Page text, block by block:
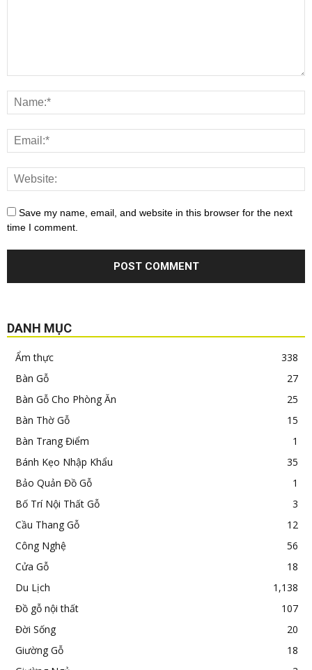
Save my name, email, and website in this browser for the next
time I comment.
DANH MỤC
Ẩm thực
338
Bàn Gỗ
27
Bàn Gỗ Cho Phòng Ăn
25
Bàn Thờ Gỗ
15
Bàn Trang Điểm
1
Bánh Kẹo Nhập Khẩu
35
Bảo Quản Đồ Gỗ
1
Bố Trí Nội Thất Gỗ
3
Cầu Thang Gỗ
12
Công Nghệ
56
Cửa Gỗ
18
Du Lịch
1,138
Đồ gỗ nội thất
107
Đời Sống
20
Giường Gỗ
18